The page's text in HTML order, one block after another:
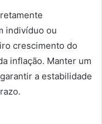
indivíduo ou
crescimento do
inflação. Manter um
a estabilidade